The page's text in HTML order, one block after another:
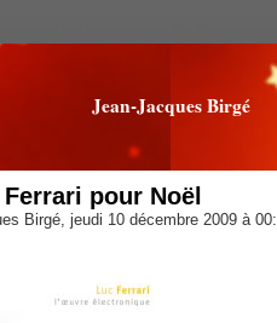
Jean-Jacques Birgé
pour Noël
Birgé, jeudi 10 décembre 2009 à